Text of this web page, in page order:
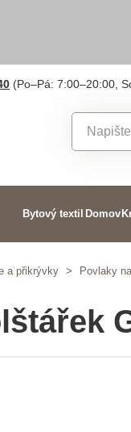
(Po–Pá: 7:00–20:00,
Bytový textil Domov
a přikrývky > Povlaky